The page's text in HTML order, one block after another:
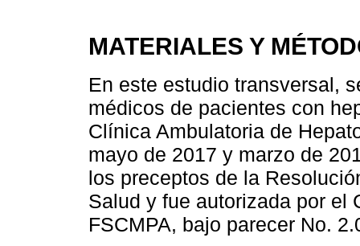
MATERIALES Y
En este estudio transversal,
médicos de pacientes con
Clínica Ambulatoria de
mayo de 2017 y marzo de
los preceptos de la
Salud y fue autorizada por el
FSCMPA, bajo parecer No.